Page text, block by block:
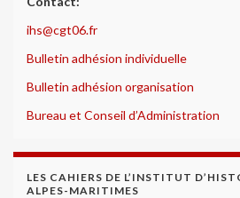
ihs@cgt06.fr
Bulletin adhésion individuelle
Bulletin adhésion organisation
Bureau et Conseil d’Administration
LES CAHIERS DE L’INSTITUT
ALPES-MARITIMES